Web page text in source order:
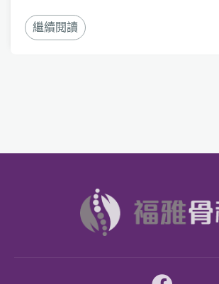
繼續閱讀